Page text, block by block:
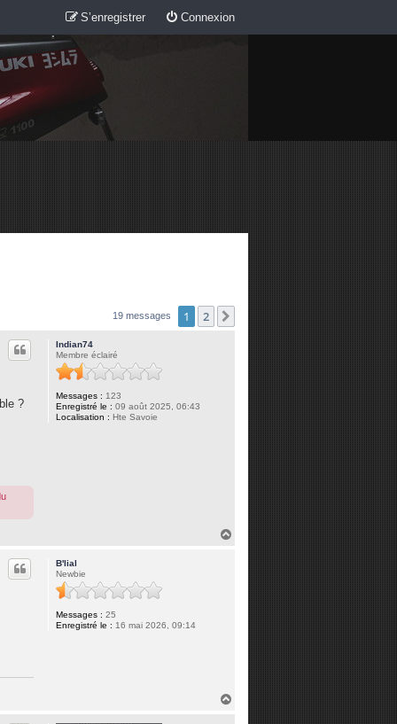
Connexion
S’enregistrer
19 messages 1 2
Indian74
Membre éclairé
Messages : 123
Enregistré le : 09 août 2025, 06:43
Localisation : Hte Savoie
?
B'lial
Newbie
Messages : 25
Enregistré le : 16 mai 2026, 09:14